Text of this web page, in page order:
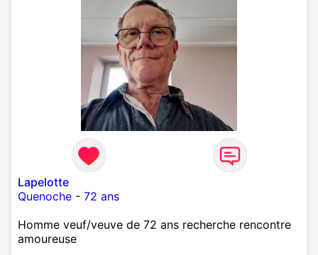
Lapelotte
Quenoche - 72 ans
Homme veuf/veuve de 72 ans recherche rencontre
amoureuse